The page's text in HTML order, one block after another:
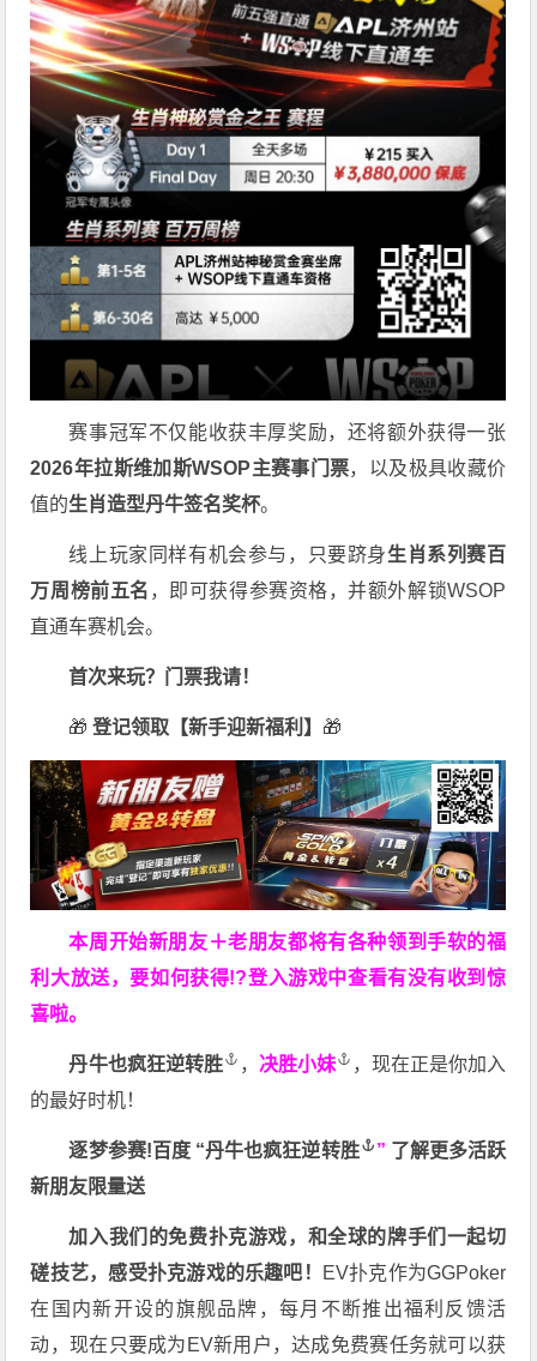
赛事冠军不仅能收获丰厚奖励，还将额外获得一张
2026年拉斯维加斯WSOP主赛事门票，以及极具收藏价
值的生肖造型丹牛签名奖杯。
线上玩家同样有机会参与，只要跻身生肖系列赛百
万周榜前五名 ，即可获得参赛资格，并额外解锁WSOP
直通车赛机会。
首次来玩？门票我请！
🎁 登记领取【新手迎新福利】 🎁
本周开始新朋友＋老朋友都将有各种领到手软的福
利大放送，要如何获得!?登入游戏中查看有没有收到惊
喜啦。
丹牛也疯狂逆转胜 ， 决胜小妹
，现在正是你加入
的最好时机！
逐梦参赛!百度 “丹牛也疯狂逆转胜 ” 了解更多活跃
新朋友限量送
加入我们的免费扑克游戏，和全球的牌手们一起切
磋技艺，感受扑克游戏的乐趣吧！
EV扑克作为GGPoker
在国内新开设的旗舰品牌，每月不断推出福利反馈活
动，现在只要成为EV新用户，达成免费赛任务就可以获